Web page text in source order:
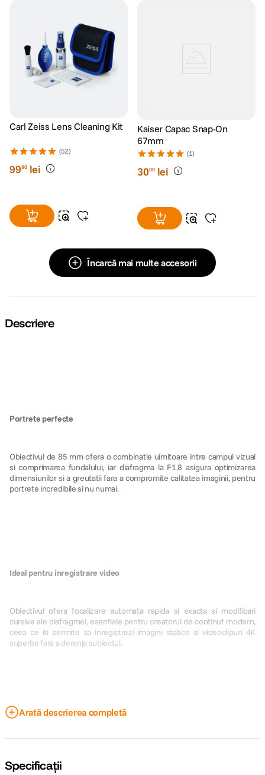
Carl Zeiss Lens Cleaning Kit
(52)
9990 lei
Kaiser Capac Snap-On
67mm
(1)
3000 lei
Încarcă mai multe accesorii
Descriere
Portrete perfecte
Obiectivul de 85 mm ofera o combinatie uimitoare intre campul vizual
si comprimarea fundalului, iar diafragma la F1.8 asigura optimizarea
dimensiunilor si a greutatii fara a compromite calitatea imaginii, pentru
portrete incredibile si nu numai.
Ideal pentru inregistrare video
Obiectivul ofera focalizare automata rapida si exacta si modificari
cursive ale diafragmei, esentiale pentru creatorul de continut modern,
ceea ce iti permite sa inregistrezi imagini statice si videoclipuri 4K
superbe fara a deranja subiectul.
Arată descrierea completă
Specificații